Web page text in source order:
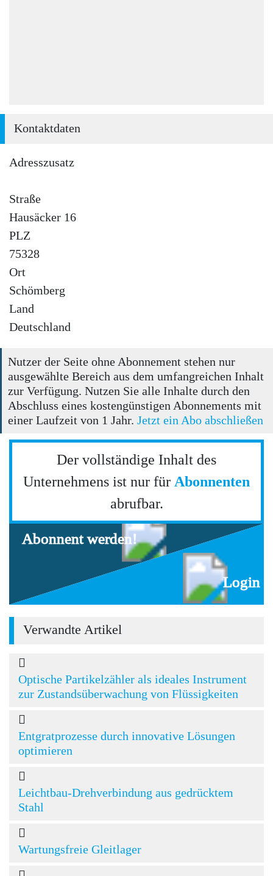
Kontaktdaten
Adresszusatz
Straße
Hausäcker 16
PLZ
75328
Ort
Schömberg
Land
Deutschland
Nutzer der Seite ohne Abonnement stehen nur
ausgewählte Bereich aus dem umfangreichen Inhalt
zur Verfügung. Nutzen Sie alle Inhalte durch den
Abschluss eines kostengünstigen Abonnements mit
einer Laufzeit von 1 Jahr. Jetzt ein Abo abschließen
Der vollständige Inhalt des
Unternehmens ist nur für Abonnenten
abrufbar.
Abonnent werden!
Login
Verwandte Artikel
Optische Partikelzähler als ideales Instrument
zur Zustandsüberwachung von Flüssigkeiten
Entgratprozesse durch innovative Lösungen
optimieren
Leichtbau-Drehverbindung aus gedrücktem
Stahl
Wartungsfreie Gleitlager